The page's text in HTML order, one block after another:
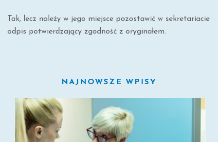
Tak, lecz należy w jego miejsce pozostawić w sekretariacie
odpis potwierdzający zgodność z oryginałem.
NAJNOWSZE WPISY